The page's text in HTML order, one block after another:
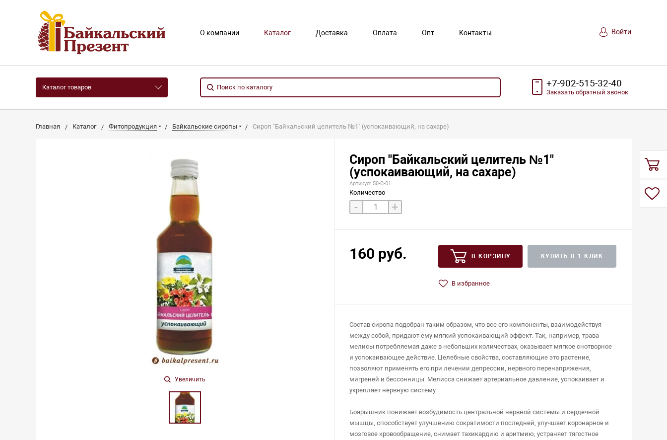
О компании Каталог Доставка Оплата Опт Контакты Войти
Каталог товаров +7-902-515-32-40
Заказать обратный звонок
Главная Каталог Фитопродукция Байкальские сиропы Сироп "Байкальский целитель №1" (успокаивающий, на сахаре)
Увеличить
Сироп "Байкальский целитель №1"
(успокаивающий, на сахаре)
Артикул: 50-С-01
Количество
- +
160 руб. В КОРЗИНУ КУПИТЬ В 1 КЛИК
В избранное
Состав сиропа подобран таким образом, что все его компоненты, взаимодействуя
между собой, придают ему мягкий успокаивающий эффект. Так, например, трава
мелисы потребляемая даже в небольших количествах, оказывает мягкое снотворное
и успокаивающее действие. Целебные свойства, составляющие это растение,
позволяют применять его при лечении депрессии, нервного перенапряжения,
мигреней и бессонницы. Мелисса снижает артериальное давление, успокаивает и
укрепляет нервную систему.
Боярышник понижает возбудимость центральной нервной системы и сердечной
мышцы, способствует улучшению сократимости последней, улучшает коронарное и
мозговое кровообращение, снимает тахикардию и аритмию, устраняет тягостное